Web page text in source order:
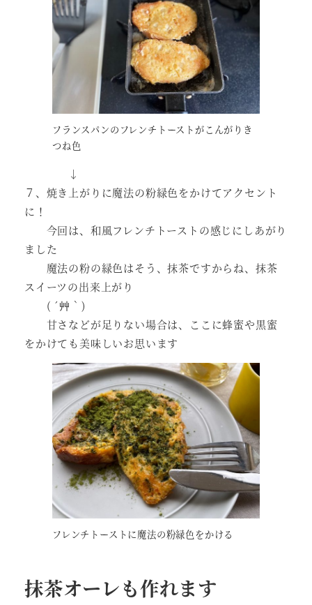
フランスパンのフレンチトーストがこんがりき
つね色
↓
７、焼き上がりに魔法の粉緑色をかけてアクセント
に！
今回は、和風フレンチトーストの感じにしあがり
ました
魔法の粉の緑色はそう、抹茶ですからね、抹茶
スイーツの出来上がり
( ´艸｀)
甘さなどが足りない場合は、ここに蜂蜜や黒蜜
をかけても美味しいお思います
フレンチトーストに魔法の粉緑色をかける
抹茶オーレも作れます